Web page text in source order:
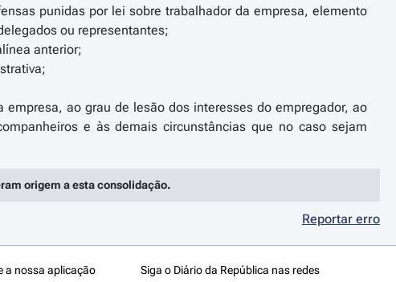
punidas por lei sobre trabalhador da empresa, elemento
ou representantes;
anterior;
ao grau de lesão dos interesses do empregador, ao
e às demais circunstâncias que no caso sejam
origem a esta consolidação.
Reportar erro
a nossa aplicação
Siga o Diário da República nas redes